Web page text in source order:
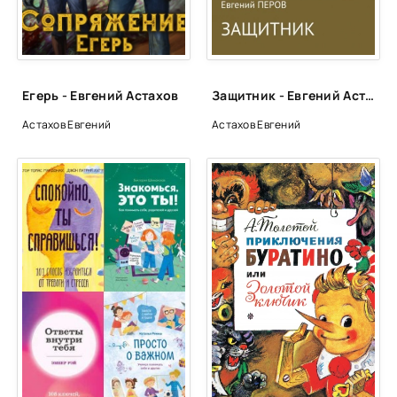
Глава 22
Глава 23
Глава 26
Глава 27
Глава 28
Глава 29
Интерлюдия
Егерь - Евгений Астахов
Астахов Евгений
Защитник - Евгений Астахов
Астахов Евгений